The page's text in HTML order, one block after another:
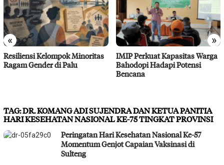
« »
Resiliensi Kelompok Minoritas
Ragam Gender di Palu
IMIP Perkuat Kapasitas Warga
Bahodopi Hadapi Potensi
Bencana
TAG:DR. KOMANG ADI SUJENDRA DAN KETUA PANITIA
HARI KESEHATAN NASIONAL KE-75 TINGKAT PROVINSI
Peringatan Hari Kesehatan Nasional Ke-57
Momentum Genjot Capaian Vaksinasi di
Sulteng